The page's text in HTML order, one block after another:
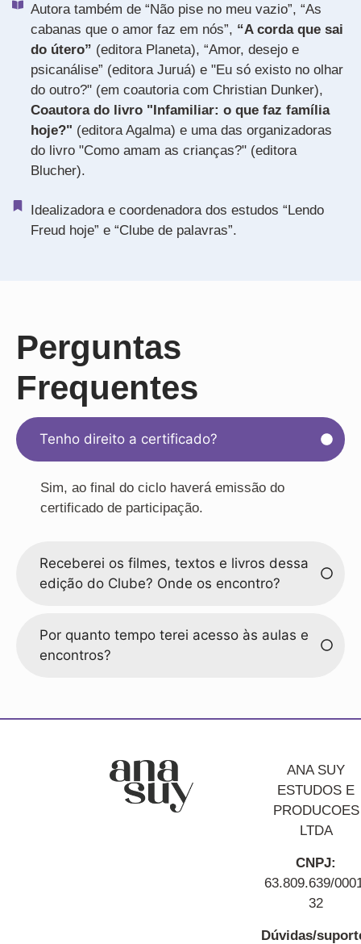
Autora também de “Não pise no meu vazio”, “As
cabanas que o amor faz em nós”, “A corda que sai
do útero” (editora Planeta), “Amor, desejo e
psicanálise” (editora Juruá) e "Eu só existo no olhar
do outro?" (em coautoria com Christian Dunker),
Coautora do livro "Infamiliar: o que faz família
hoje?" (editora Agalma) e uma das organizadoras
do livro "Como amam as crianças?" (editora
Blucher).
Idealizadora e coordenadora dos estudos “Lendo
Freud hoje” e “Clube de palavras”.
Perguntas
Frequentes
Tenho direito a certificado?
Sim, ao final do ciclo haverá emissão do
certificado de participação.
Receberei os filmes, textos e livros dessa
edição do Clube? Onde os encontro?
Por quanto tempo terei acesso às aulas e
encontros?
ANA SUY
ESTUDOS E
PRODUCOES
LTDA
CNPJ:
63.809.639/
32
Dúvidas/